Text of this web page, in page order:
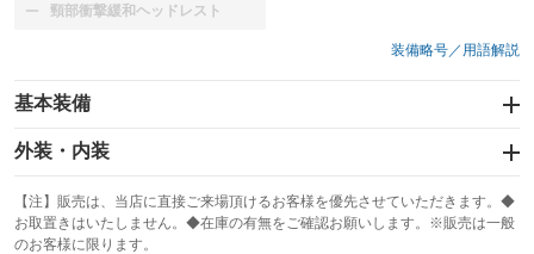
頸部衝撃緩和ヘッドレスト
：装備なし
装備略号／用語解説
基本装備
エアバッグ：運転席/助手席/サイド
：装備あり
：装備なし
サンルーフ
：装備なし ABS
外装・内装
カーナビ：メモリーナビ他
：装備あり
TV：フルセグ
：装備あり
【注】販売は、当店に直接ご来場頂けるお客様を優先させていただきます。◆
お取置きはいたしません。◆在庫の有無をご確認お願いします。※販売は一般
のお客様に限ります。